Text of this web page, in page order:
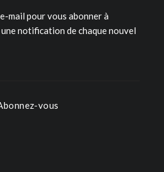
mail pour vous abonner à
notification de chaque nouvel
vous